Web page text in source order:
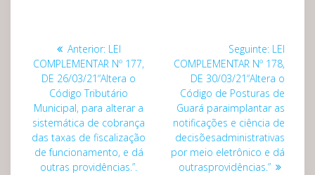
Navegação
de
Post
Anterior: Post
anterior:
LEI
COMPLEMENTAR Nº 177,
DE 26/03/21“Altera o
Código Tributário
Municipal, para alterar a
sistemática de cobrança
das taxas de fiscalização
de funcionamento, e dá
outras providências.”.
Seguinte: Post
seguinte:
LEI
COMPLEMENTAR Nº 178,
DE 30/03/21“Altera o
Código de Posturas de
Guará paraimplantar as
notificações e ciência de
decisõesadministrativas
por meio eletrônico e dá
outrasprovidências.”